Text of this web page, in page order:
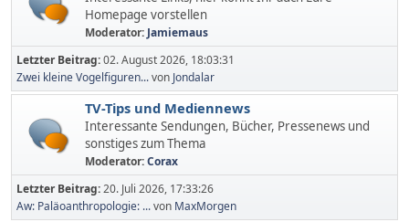
Homepage vorstellen
Moderator: Jamiemaus
Letzter Beitrag:02. August 2026, 18:03:31
Zwei kleine Vogelfiguren...von Jondalar
TV-Tips und Mediennews
Interessante Sendungen, Bücher, Pressenews und
sonstiges zum Thema
Moderator:Corax
Letzter Beitrag:20. Juli 2026, 17:33:26
Aw: Paläoanthropologie: ...von MaxMorgen